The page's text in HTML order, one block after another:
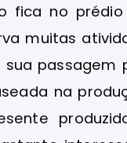
fica no
muitas
passagem
na